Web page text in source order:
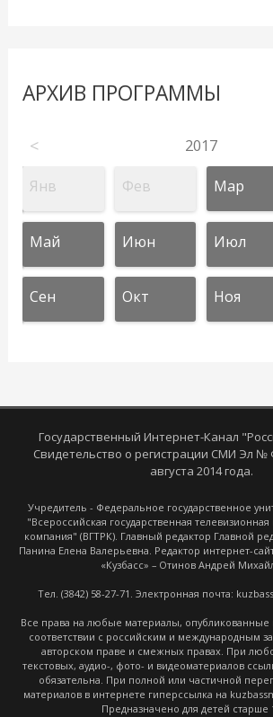
АРХИВ ПРОГРАММЫ
< 2017
Янв Фев Мар
Май Июн Июл
Сен Окт Ноя
Государственный Интернет-Канал
Свидетельство о регистрации СМИ Эл №
августа 2014 года.
Учредитель - Федеральное государственное
"Всероссийская государственная
компания" (ВГТРК). Главный редактор Главной
Панина Елена Валерьевна. Редактор интернет-
«Кузбасс» – Отинов Андрей
Тел. (3842) 58-27-71. Электронная почта:
Все права на любые материалы,
соответствии с российским и международным
авторском праве и смежных правах. При
текстовых, аудио-, фото- и видеоматериалов
обязательна. При полной или частичной
материалов в интернете гиперссылка на
Предназначено для детей старше